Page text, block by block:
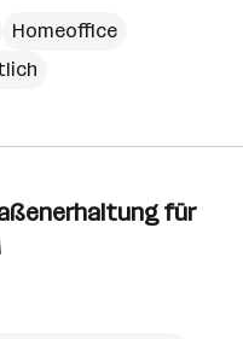
Homeoffice
für